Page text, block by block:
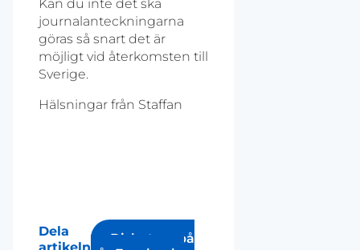
Kan du inte det ska
journalanteckningarna
göras så snart det är
möjligt vid återkomsten till
Sverige.
Hälsningar från Staffan
Dela
Diskutera på